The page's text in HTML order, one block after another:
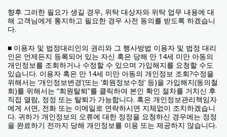
향후 그러한 필요가 생길 경우, 위탁 대상자와 위탁 업무 내용에 대
해 고객님에게 통지하고 필요한 경우 사전 동의를 받도록 하겠습니
다.
■ 이용자 및 법정대리인의 권리와 그 행사방법 이용자 및 법정 대리
인은 언제든지 등록되어 있는 자신 혹은 당해 만 14세 미만 아동의
개인정보를 조회하거나 수정할 수 있으며 가입해지를 요청할 수도
있습니다. 이용자 혹은 만 14세 미만 아동의 개인정보 조회?수정을
위해서는 ‘개인정보변경’(또는 ‘회원정보수정’ 등)을 가입해지(동의철
회)를 위해서는 “회원탈퇴”를 클릭하여 본인 확인 절차를 거치신 후
직접 열람, 정정 또는 탈퇴가 가능합니다. 혹은 개인정보관리책임자
에게 서면, 전화 또는 이메일로 연락하시면 지체없이 조치하겠습니
다. 귀하가 개인정보의 오류에 대한 정정을 요청하신 경우에는 정정
을 완료하기 전까지 당해 개인정보를 이용 또는 제공하지 않습니다.